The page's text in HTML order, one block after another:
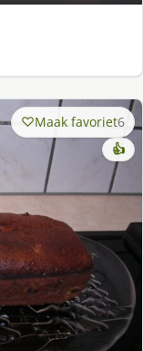
Maak favoriet6
👍